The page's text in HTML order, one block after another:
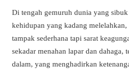
Di tengah gemuruh dunia yang
kehidupan yang kadang melelahkan,
tampak sederhana tapi sarat
sekadar menahan lapar dan dahaga,
dalam, yang menghadirkan